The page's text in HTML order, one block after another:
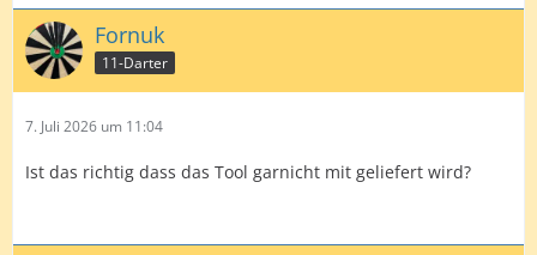
Fornuk
11-Darter
7. Juli 2026 um 11:04
Ist das richtig dass das Tool garnicht mit geliefert wird?